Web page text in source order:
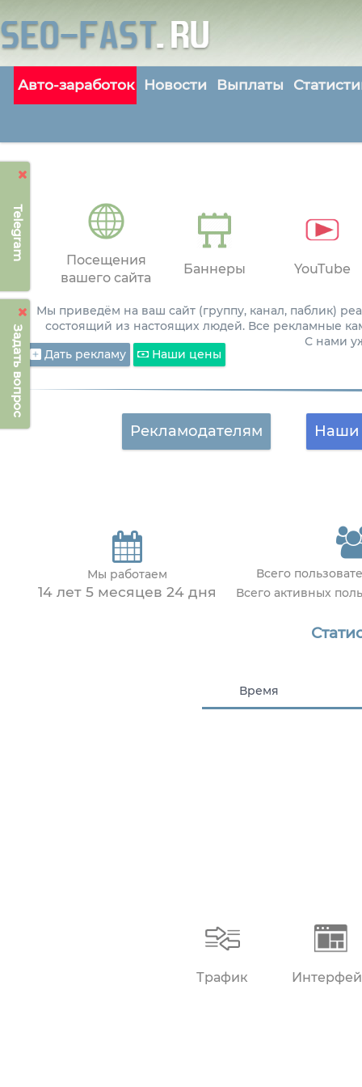
Telegram
Задать вопрос
Авто-заработок Новости Выплаты
Посещения
вашего сайта
Баннеры YouTube
Мы приведём на ваш сайт (группу, канал, паблик)
состоящий из настоящих людей. Все рекламные
С нами
Дать рекламу
Наши цены
Рекламодателям Наши
Мы работаем
14 лет 5 месяцев 24 дня
Всего
Всего активных
Время
Трафик